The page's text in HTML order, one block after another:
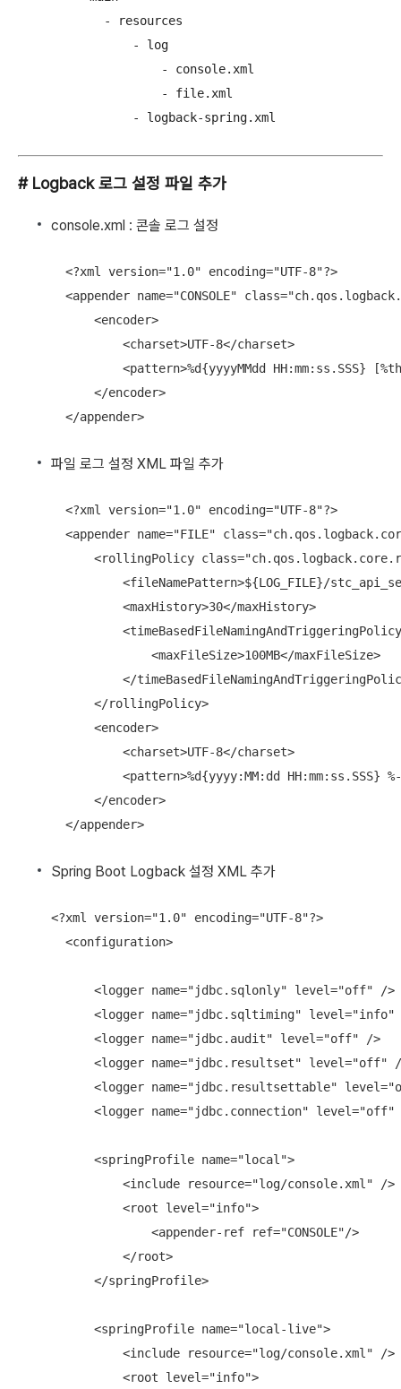
            - resources
                - log
                    - console.xml
                    - file.xml
                - logback-spring.xml
# Logback 로그 설정 파일 추가
console.xml : 콘솔 로그 설정
  <?xml version="1.0" encoding="UTF-8"?>
<appender name="CONSOLE"
      <encoder>
          <charset>UTF-8</charset>
<pattern>%d{yyyyMMdd HH:mm:ss.SSS}
      </encoder>
  </appender>
파일 로그 설정 XML 파일 추가
  <?xml version="1.0" encoding="UTF-8"?>
<appender name="FILE"
<rollingPolicy
<fileNamePattern>${LOG_FILE}/
          <maxHistory>30</maxHistory>
              <maxFileSize>100MB</maxFileSize>
</
      </rollingPolicy>
      <encoder>
          <charset>UTF-8</charset>
<pattern>%d{yyyy:MM:dd HH:mm:ss.SSS}
      </encoder>
  </appender>
Spring Boot Logback 설정 XML 추가
<?xml version="1.0" encoding="UTF-8"?>
  <configuration>
      <logger name="jdbc.sqlonly" level="off" />
<logger name="jdbc.sqltiming" level="info"
      <logger name="jdbc.audit" level="off" />
<logger name="jdbc.resultset" level="off"
<logger name="jdbc.resultsettable"
<logger name="jdbc.connection" level="off"
      <springProfile name="local">
          <include resource="log/console.xml" />
          <root level="info">
              <appender-ref ref="CONSOLE"/>
          </root>
      </springProfile>
      <springProfile name="local-live">
          <include resource="log/console.xml" />
          <root level="info">